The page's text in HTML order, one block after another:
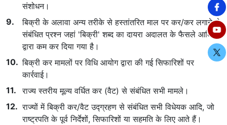
संशोधन।
बिक्री के अलावा अन्य तरीके से हस्तांतरित माल पर कर/कर लगाने से
संबंधित प्रश्न जहां 'बिक्री' शब्द का दायरा अदालत के फैसले आदि
द्वारा कम कर दिया गया है।
बिक्री कर मामलों पर विधि आयोग द्वारा की गई सिफारिशों पर
कार्रवाई।
राज्य स्तरीय मूल्य वर्धित कर (वैट) से संबंधित सभी मामले।
राज्यों में बिक्री कर/वैट उद्ग्रहण से संबंधित सभी विधेयक आदि, जो
राष्ट्रपति के पूर्व निर्देशों, सिफारिशों या सहमति के लिए आते हैं।